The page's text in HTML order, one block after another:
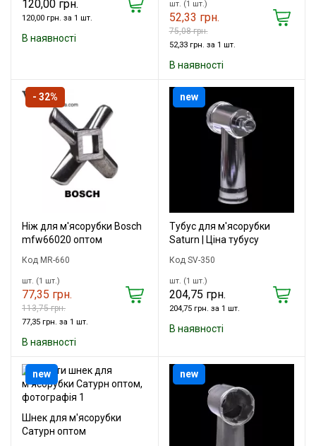
120,00 грн.
120,00 грн. за 1 шт.
В наявності
шт. (1 шт.)
52,33 грн.
75,08 грн.
52,33 грн. за 1 шт.
В наявності
Ніж для м'ясорубки Bosch
mfw66020 оптом
Код MR-660
шт. (1 шт.)
77,35 грн.
113,75 грн.
77,35 грн. за 1 шт.
В наявності
- 32%
Тубус для м'ясорубки
Saturn | Ціна тубусу
Код SV-350
шт. (1 шт.)
204,75 грн.
204,75 грн. за 1 шт.
В наявності
new
Шнек для м'ясорубки
Сатурн оптом
new new